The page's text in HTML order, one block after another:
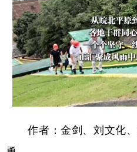
作者：金剑、刘文化、